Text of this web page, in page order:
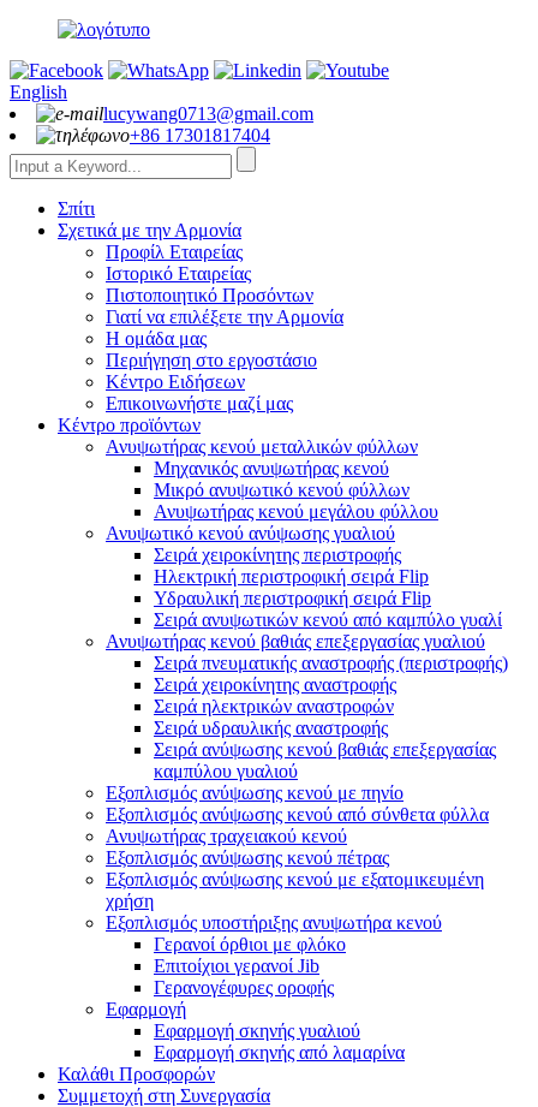
English
lucywang0713@gmail.com
+86 17301817404
Σπίτι
Σχετικά με την Αρμονία
Προφίλ Εταιρείας
Ιστορικό Εταιρείας
Πιστοποιητικό Προσόντων
Γιατί να επιλέξετε την Αρμονία
Η ομάδα μας
Περιήγηση στο εργοστάσιο
Κέντρο Ειδήσεων
Επικοινωνήστε μαζί μας
Κέντρο προϊόντων
Ανυψωτήρας κενού μεταλλικών φύλλων
Μηχανικός ανυψωτήρας κενού
Μικρό ανυψωτικό κενού φύλλων
Ανυψωτήρας κενού μεγάλου φύλλου
Ανυψωτικό κενού ανύψωσης γυαλιού
Σειρά χειροκίνητης περιστροφής
Ηλεκτρική περιστροφική σειρά Flip
Υδραυλική περιστροφική σειρά Flip
Σειρά ανυψωτικών κενού από καμπύλο γυαλί
Ανυψωτήρας κενού βαθιάς επεξεργασίας γυαλιού
Σειρά πνευματικής αναστροφής (περιστροφής)
Σειρά χειροκίνητης αναστροφής
Σειρά ηλεκτρικών αναστροφών
Σειρά υδραυλικής αναστροφής
Σειρά ανύψωσης κενού βαθιάς επεξεργασίας
καμπύλου γυαλιού
Εξοπλισμός ανύψωσης κενού με πηνίο
Εξοπλισμός ανύψωσης κενού από σύνθετα φύλλα
Ανυψωτήρας τραχειακού κενού
Εξοπλισμός ανύψωσης κενού πέτρας
Εξοπλισμός ανύψωσης κενού με εξατομικευμένη
χρήση
Εξοπλισμός υποστήριξης ανυψωτήρα κενού
Γερανοί όρθιοι με φλόκο
Επιτοίχιοι γερανοί Jib
Γερανογέφυρες οροφής
Εφαρμογή
Εφαρμογή σκηνής γυαλιού
Εφαρμογή σκηνής από λαμαρίνα
Καλάθι Προσφορών
Συμμετοχή στη Συνεργασία